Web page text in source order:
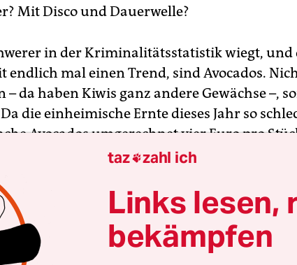
Mit Disco und Dauerwelle?
in der Kriminalitätsstatistik wiegt, und
endlich mal einen Trend, sind Avocados.
– da haben Kiwis ganz andere Gewächse –,
die einheimische Ernte dieses Jahr so
Avocados umgerechnet vier Euro pro
Familien mit Fish’n Chips satt kriegen.
wird bestialisch geklaut. Nicht im
Plantagen, säckeweise. Am Straßenrand
taz zahl ich
Links lesen,
bekämpfen